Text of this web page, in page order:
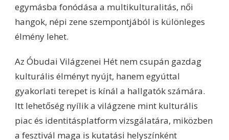
egymásba fonódása a multikulturalitás, női
hangok, népi zene szempontjából is különleges
élmény lehet.
Az Óbudai Világzenei Hét nem csupán gazdag
kulturális élményt nyújt, hanem egyúttal
gyakorlati terepet is kínál a hallgatók számára.
Itt lehetőség nyílik a világzene mint kulturális
piac és identitásplatform vizsgálatára, miközben
a fesztivál maga is kutatási helyszínként